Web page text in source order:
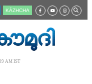
KĀZHCHA
AM IST